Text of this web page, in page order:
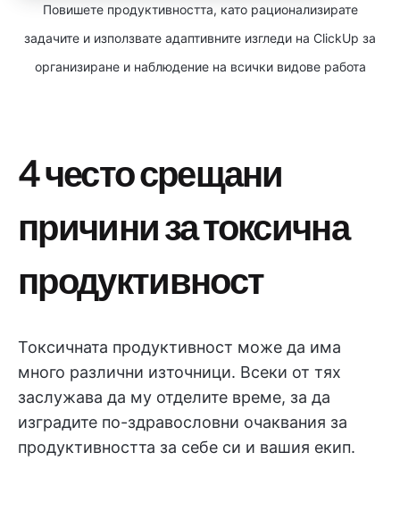
Повишете продуктивността, като рационализирате
задачите и използвате адаптивните изгледи на ClickUp за
организиране и наблюдение на всички видове работа
4 често срещани
причини за токсична
продуктивност
Токсичната продуктивност може да има
много различни източници. Всеки от тях
заслужава да му отделите време, за да
изградите по-здравословни очаквания за
продуктивността за себе си и вашия екип.